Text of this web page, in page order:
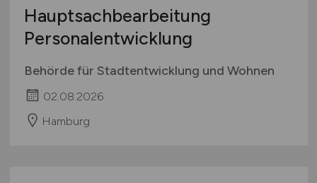
Hauptsachbearbeitung
Personalentwicklung
Behörde für Stadtentwicklung und Wohnen
02.08.2026
Hamburg